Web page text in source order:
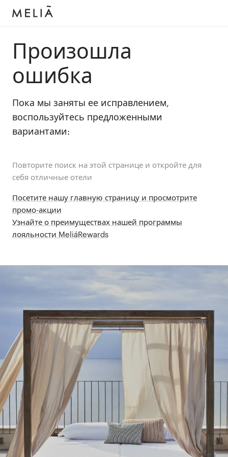
Произошла
ошибка
Пока мы заняты ее исправлением,
воспользуйтесь предложенными
вариантами:
Повторите поиск на этой странице и откройте для
себя отличные отели
Посетите нашу главную страницу и просмотрите
промо-акции
Узнайте о преимуществах нашей программы
лояльности MeliáRewards